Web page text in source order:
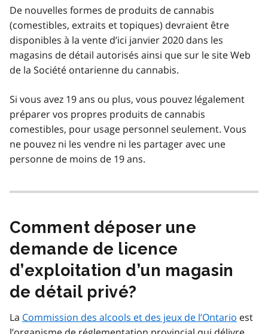
De nouvelles formes de produits de cannabis
(comestibles, extraits et topiques) devraient être
disponibles à la vente d’ici janvier 2020 dans les
magasins de détail autorisés ainsi que sur le site Web
de la Société ontarienne du cannabis.
Si vous avez 19 ans ou plus, vous pouvez légalement
préparer vos propres produits de cannabis
comestibles, pour usage personnel seulement. Vous
ne pouvez ni les vendre ni les partager avec une
personne de moins de 19 ans.
Comment déposer une
demande de licence
d’exploitation d’un magasin
de détail privé?
La Commission des alcools et des jeux de l’Ontario est